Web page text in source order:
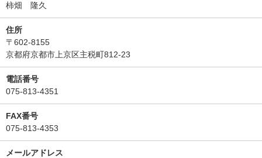
柿畑 隆久
住所
〒602-8155
京都府京都市上京区主税町812-23
電話番号
075-813-4351
FAX番号
075-813-4353
メールアドレス